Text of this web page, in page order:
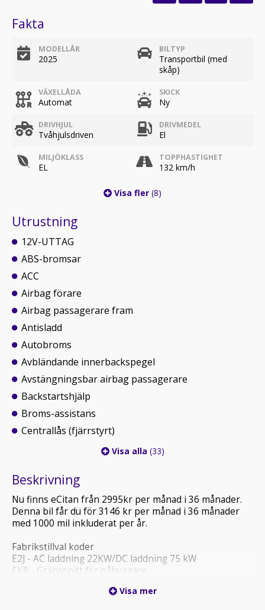
Fakta
MODELLÅR
2025
BILTYP
Transportbil (med
skåp)
VÄXELLÅDA
Automat
SKICK
Ny
DRIVHJUL
Tvåhjulsdriven
DRIVMEDEL
El
MILJÖKLASS
EL
TOPPHASTIGHET
132 km/h
Visa fler (8)
Utrustning
12V-UTTAG
ABS-bromsar
ACC
Airbag förare
Airbag passagerare fram
Antisladd
Autobroms
Avbländande innerbackspegel
Avstängningsbar airbag passagerare
Backstartshjälp
Broms-assistans
Centrallås (fjärrstyrt)
Visa alla (33)
Beskrivning
Nu finns eCitan från 2995kr per månad i 36 månader.
Denna bil får du för 3146 kr per månad i 36 månader
med 1000 mil inkluderat per år.
Fabrikstillval koder
E2J - AC laddning 22KW/DC laddning 75 kW
EK8 - Gränssnitt för påbyggare
Visa mer